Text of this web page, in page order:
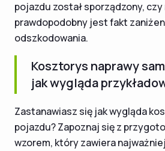
pojazdu został sporządzony,
prawdopodobny jest fakt
odszkodowania.
Kosztorys naprawy
jak wygląda
Zastanawiasz się jak wygląda
pojazdu? Zapoznaj się z
wzorem, który zawiera